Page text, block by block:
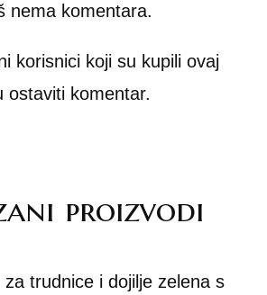
nema komentara.
korisnici koji su kupili ovaj
ostaviti komentar.
proizvodi